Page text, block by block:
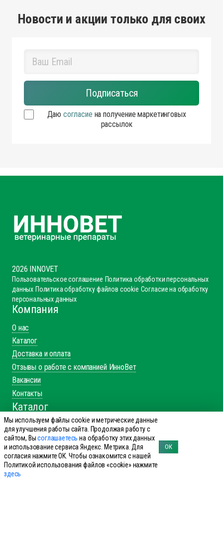
Новости и акции только для своих
Даю согласие на получение маркетинговых
рассылок
2026 INNOVET
Пользовательское соглашение Политика обработки персональных
данных Политика обработку файлов cookie Согласие на обработку
персональных данных
Компания
О нас
Каталог
Доставка и оплата
Отзывы о работе с компанией ИнноВет
Вакансии
Контакты
Каталог
Препараты для КРС
Препараты для лошадей
Препараты для свиней
Препараты для МРС
Препараты для птиц
Мы используем файлы cookie и метрические данные
для улучшения работы сайта. Продолжая работу с
сайтом, Высоглашаетесь на обработку этих данных
и использование сервиса Яндекс. Метрика. Для
согласия нажмите ОК. Чтобы ознакомится с нашей
Политикой использования файлов «cookie» нажмите
здесь
ОК